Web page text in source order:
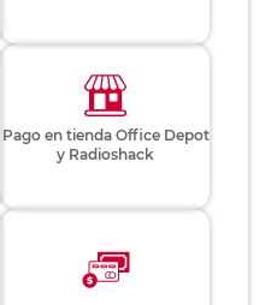
Pago en tienda Office Depot
y Radioshack